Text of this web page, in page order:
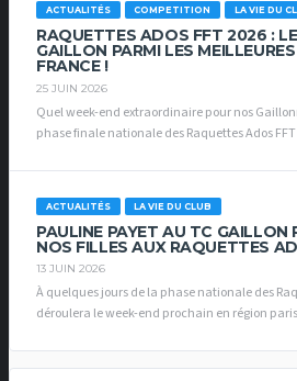
ACTUALITÉS COMPETITION LA VIE DU
RAQUETTES ADOS FFT 2026 :
GAILLON PARMI LES
FRANCE !
25 JUIN 2026
Quel week-end extraordinaire pour nos
phase finale nationale des Raquettes Ados
ACTUALITÉS LA VIE DU CLUB
PAULINE PAYET AU TC GAILLON
NOS FILLES AUX RAQUETTES
13 JUIN 2026
À quelques jours de la phase nationale des
déroulera le week-end prochain en région